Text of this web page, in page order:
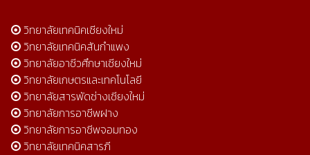
วิทยาลัยเทคนิคเชียงใหม่
วิทยาลัยเทคนิคสันกำแพง
วิทยาลัยอาชีวศึกษาเชียงใหม่
วิทยาลัยเกษตรและเทคโนโลยี
วิทยาลัยสารพัดช่างเชียงใหม่
วิทยาลัยการอาชีพฝาง
วิทยาลัยการอาชีพจอมทอง
วิทยาลัยเทคนิคสารภี